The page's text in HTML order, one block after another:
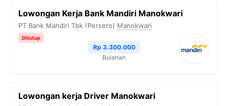
Lowongan Kerja Bank Mandiri Manokwari
PT Bank Mandiri Tbk (Persero) Manokwari
Ditutup
Rp 3.300.000
Bulanan
Lowongan kerja Driver Manokwari